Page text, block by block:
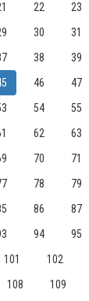
22 23
30 31
38 39
46 47
54 55
62 63
70 71
78 79
86 87
94 95
101 102
108 109